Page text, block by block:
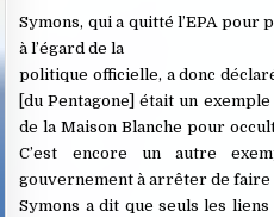
Symons, qui a quitté l’EPA
à l’égard de la
politique officielle, a donc
[du Pentagone] était un
de la Maison Blanche pour
C’est encore un autre
gouvernement à arrêter de faire
Symons a dit que seuls les